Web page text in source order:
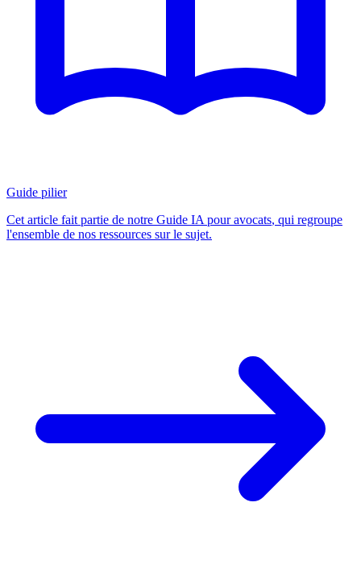
Guide pilier
Cet article fait partie de notre Guide IA pour avocats, qui regroupe
l'ensemble de nos ressources sur le sujet.